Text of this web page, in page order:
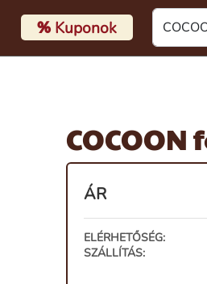
%Kuponok
ÁR
ELÉRHETŐSÉG:
SZÁLLÍTÁS: